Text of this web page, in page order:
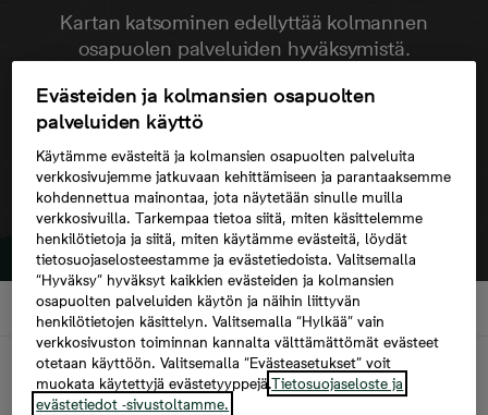
Kartan katsominen edellyttää kolmannen
osapuolen palveluiden hyväksymistä.
Kuvaus
Evästeiden ja kolmansien osapuolten
palveluiden käyttö
Käytämme evästeitä ja kolmansien osapuolten palveluita
verkkosivujemme jatkuvaan kehittämiseen ja parantaaksemme
kohdennettua mainontaa, jota näytetään sinulle muilla
verkkosivuilla. Tarkempaa tietoa siitä, miten käsittelemme
henkilötietoja ja siitä, miten käytämme evästeitä, löydät
tietosuojaselosteestamme ja evästetiedoista. Valitsemalla
“Hyväksy” hyväksyt kaikkien evästeiden ja kolmansien
osapuolten palveluiden käytön ja näihin liittyvän
henkilötietojen käsittelyn. Valitsemalla “Hylkää” vain
verkkosivuston toiminnan kannalta välttämättömät evästeet
otetaan käyttöön. Valitsemalla “Evästeasetukset” voit
muokata käytettyjä evästetyyppejä.Tietosuojaseloste ja
evästetiedot -sivustoltamme.